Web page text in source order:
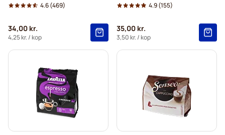
4.6(469)
34,00 kr.
4,25 kr./ kop
4.9(155)
35,00 kr.
3,50 kr./ kop